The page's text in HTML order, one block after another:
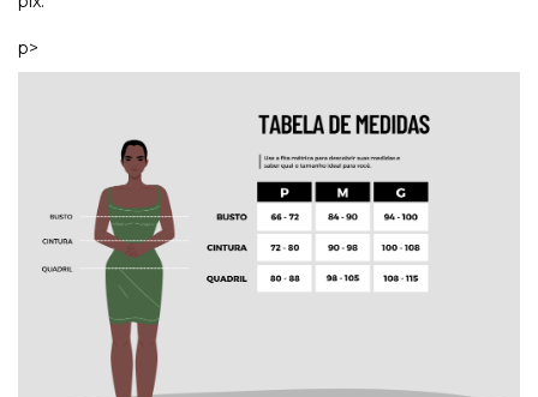
p>